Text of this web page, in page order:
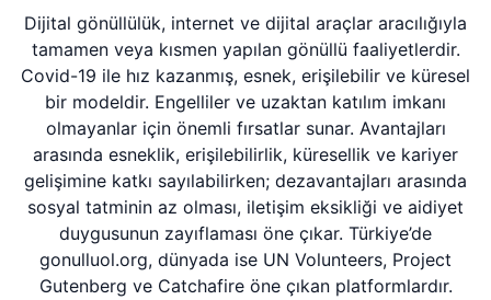
Dijital gönüllülük, internet ve dijital araçlar aracılığıyla
tamamen veya kısmen yapılan gönüllü faaliyetlerdir.
Covid-19 ile hız kazanmış, esnek, erişilebilir ve küresel
bir modeldir. Engelliler ve uzaktan katılım imkanı
olmayanlar için önemli fırsatlar sunar. Avantajları
arasında esneklik, erişilebilirlik, küresellik ve kariyer
gelişimine katkı sayılabilirken; dezavantajları arasında
sosyal tatminin az olması, iletişim eksikliği ve aidiyet
duygusunun zayıflaması öne çıkar. Türkiye’de
gonulluol.org, dünyada ise UN Volunteers, Project
Gutenberg ve Catchafire öne çıkan platformlardır.